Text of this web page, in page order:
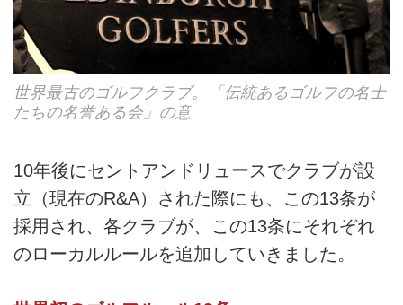
世界最古のゴルフクラブ。「伝統あるゴルフの名士
たちの名誉ある会」の意
10年後にセントアンドリュースでクラブが設
立（現在のR&A）された際にも、この13条が
採用され、各クラブが、この13条にそれぞれ
のローカルルールを追加していきました。